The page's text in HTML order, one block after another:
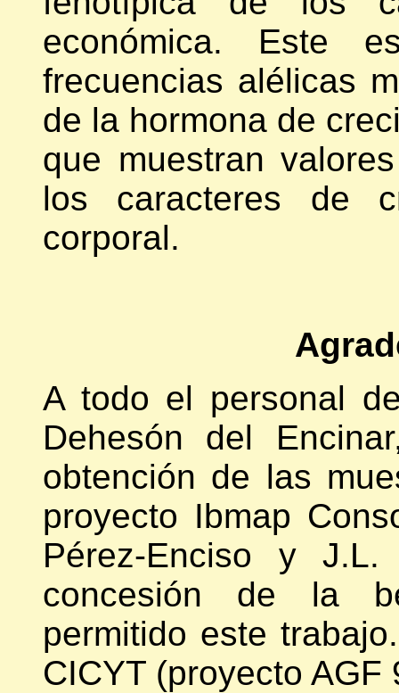
económica. Este
frecuencias alélicas
de la hormona de
que muestran
los caracteres de
corporal.
A todo el personal
Dehesón del
obtención de las
proyecto Ibmap
Pérez-Enciso y
concesión de la
permitido este
CICYT (proyecto AGF